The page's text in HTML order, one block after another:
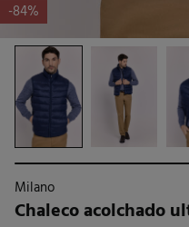
-84%
Milano
Chaleco acolchado